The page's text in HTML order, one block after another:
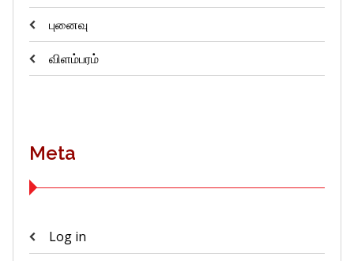
புனைவு
விளம்பரம்
Meta
Log in